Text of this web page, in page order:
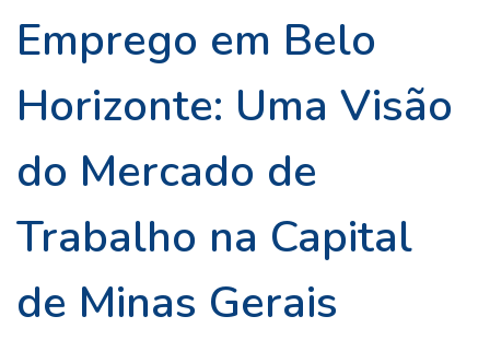
Emprego em Belo
Horizonte: Uma Visão
do Mercado de
Trabalho na Capital
de Minas Gerais